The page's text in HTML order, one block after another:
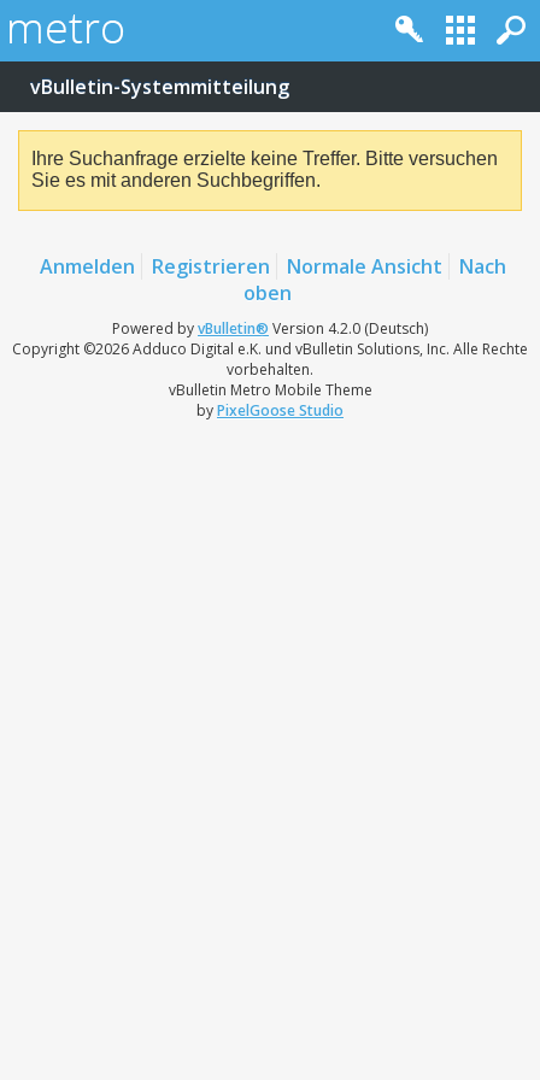
vBulletin-Systemmitteilung
Ihre Suchanfrage erzielte keine Treffer. Bitte versuchen
Sie es mit anderen Suchbegriffen.
Anmelden Registrieren Normale Ansicht
Nach
oben
Powered byvBulletin® Version 4.2.0 (Deutsch)
Copyright ©2026 Adduco Digital e.K. und vBulletin Solutions, Inc. Alle Rechte
vorbehalten.
vBulletin Metro Mobile Theme
byPixelGoose Studio